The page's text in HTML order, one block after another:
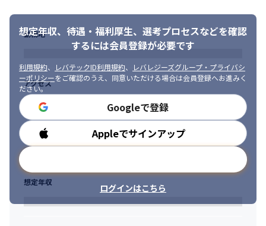
想定年収、待遇・福利厚生、 選考プロセスなどを確認
するには会員登録が必要です
利用規約、 レバテックID利用規約、
レバレジーズグループ・プライバシ
ーポリシーをご確認のうえ、同意いただける場合は会員登録へお進みく
ださい。
Googleで登録
Appleでサインアップ
ログインはこちら
勤務地
アクセス
勤務時間
想定年収